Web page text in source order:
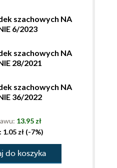
szachowych NA
6/2023
szachowych NA
28/2021
szachowych NA
36/2022
13.95 zł
zł (-7%)
do koszyka